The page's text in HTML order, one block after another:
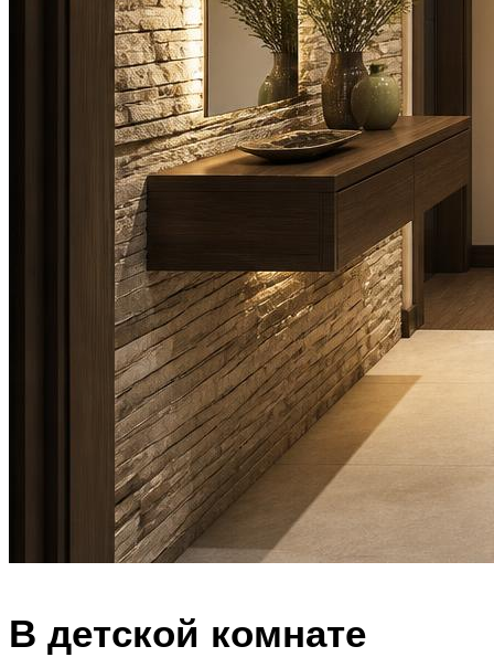
В детской комнате